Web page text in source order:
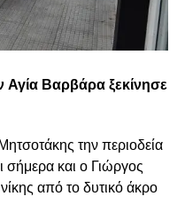
Βαρβάρα ξεκίνησε
την περιοδεία
σήμερα και ο Γιώργος
από το δυτικό άκρο